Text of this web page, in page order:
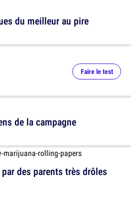
du meilleur au pire
des parents très drôles
Faire le test
de la campagne